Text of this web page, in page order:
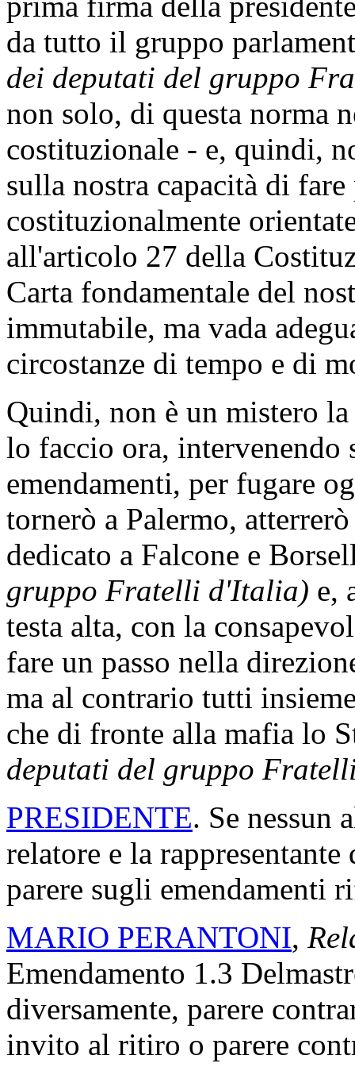
da tutto il gruppo
dei deputati del gruppo
non solo, di questa norma
costituzionale - e, quindi,
sulla nostra capacità di
costituzionalmente
all'articolo 27 della
Carta fondamentale del
immutabile, ma vada
circostanze di tempo e di
Quindi, non è un mistero
lo faccio ora, intervenendo
emendamenti, per fugare
tornerò a Palermo,
dedicato a Falcone e
gruppo Fratelli d'Italia) e,
testa alta, con la
fare un passo nella
ma al contrario tutti
che di fronte alla mafia lo
deputati del gruppo
PRESIDENTE. Se nessun
relatore e la
parere sugli emendamenti
MARIO PERANTONI,
Emendamento 1.3
diversamente, parere
invito al ritiro o parere